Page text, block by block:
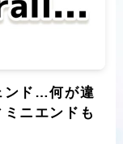
ンド…何が違
ニエンドも